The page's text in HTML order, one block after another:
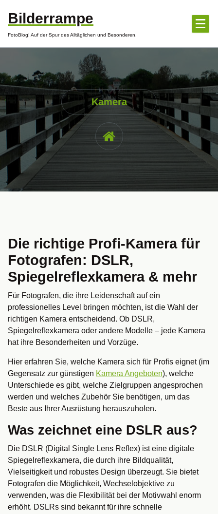
Inhalt
springen
Bilderrampe
FotoBlog! Auf der Spur des Alltäglichen und Besonderen.
Kamera
Die richtige Profi-Kamera für
Fotografen: DSLR,
Spiegelreflexkamera & mehr
Für Fotografen, die ihre Leidenschaft auf ein
professionelles Level bringen möchten, ist die Wahl der
richtigen Kamera entscheidend. Ob DSLR,
Spiegelreflexkamera oder andere Modelle – jede Kamera
hat ihre Besonderheiten und Vorzüge.
Hier erfahren Sie, welche Kamera sich für Profis eignet (im
Gegensatz zur günstigen Kamera Angeboten), welche
Unterschiede es gibt, welche Zielgruppen angesprochen
werden und welches Zubehör Sie benötigen, um das
Beste aus Ihrer Ausrüstung herauszuholen.
Was zeichnet eine DSLR aus?
Die DSLR (Digital Single Lens Reflex) ist eine digitale
Spiegelreflexkamera, die durch ihre Bildqualität,
Vielseitigkeit und robustes Design überzeugt. Sie bietet
Fotografen die Möglichkeit, Wechselobjektive zu
verwenden, was die Flexibilität bei der Motivwahl enorm
erhöht. DSLRs sind bekannt für ihre schnelle